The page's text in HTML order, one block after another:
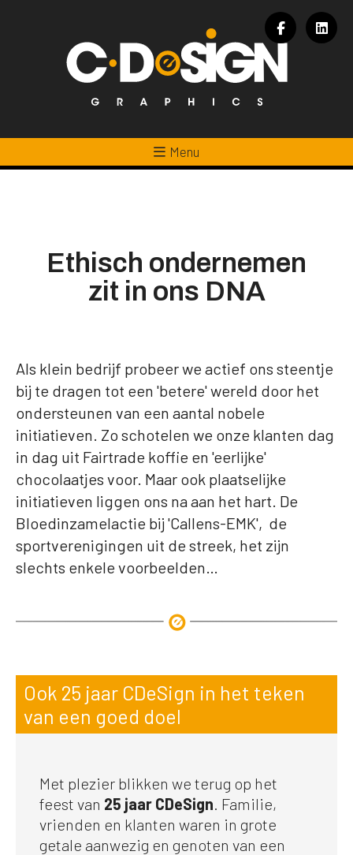
Menu
Ethisch ondernemen
zit in ons DNA
Als klein bedrijf probeer we actief ons steentje
bij te dragen tot een 'betere' wereld door het
ondersteunen van een aantal nobele
initiatieven. Zo schotelen we onze klanten dag
in dag uit Fairtrade koffie en 'eerlijke'
chocolaatjes voor. Maar ook plaatselijke
initiatieven liggen ons na aan het hart. De
Bloedinzamelactie bij 'Callens-EMK', de
sportverenigingen uit de streek, het zijn
slechts enkele voorbeelden…
Ook 25 jaar CDeSign in het teken
van een goed doel
Met plezier blikken we terug op het
feest van 25 jaar CDeSign. Familie,
vrienden en klanten waren in grote
getale aanwezig en genoten van een